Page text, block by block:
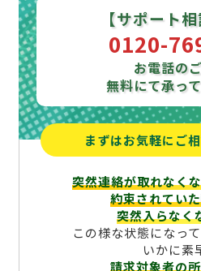
【サポート相
0120-
お電話の
無料にて承っ
まずはお気軽にご
突然連絡が取れなく
約束されてい
突然入らな
この様な状態になっ
いかに素
請求対象者の